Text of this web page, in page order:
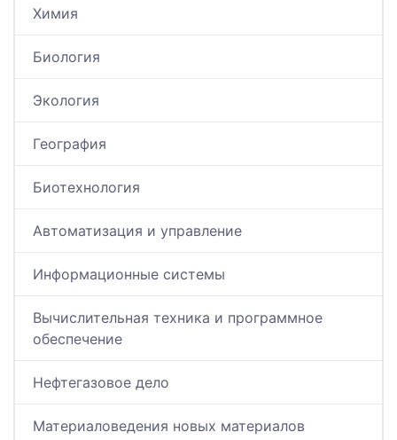
Химия
Биология
Экология
География
Биотехнология
Автоматизация и управление
Информационные системы
Вычислительная техника и программное
обеспечение
Нефтегазовое дело
Материаловедения новых материалов